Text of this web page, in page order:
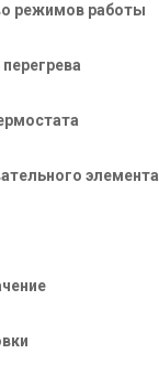
режимов работы
элемента